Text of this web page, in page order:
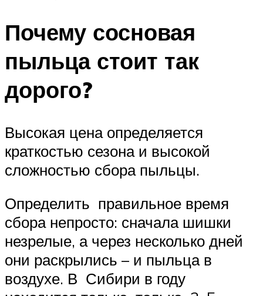
Почему сосновая
пыльца стоит так
дорого?
Высокая цена определяется
краткостью сезона и высокой
сложностью сбора пыльцы.
Определить правильное время
сбора непросто: сначала шишки
незрелые, а через несколько дней
они раскрылись – и пыльца в
воздухе. В Сибири в году